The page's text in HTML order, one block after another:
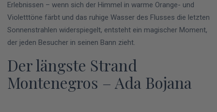
Erlebnissen – wenn sich der Himmel in warme Orange- und
Violetttöne färbt und das ruhige Wasser des Flusses die letzten
Sonnenstrahlen widerspiegelt, entsteht ein magischer Moment,
der jeden Besucher in seinen Bann zieht.
Der längste Strand
Montenegros – Ada Bojana